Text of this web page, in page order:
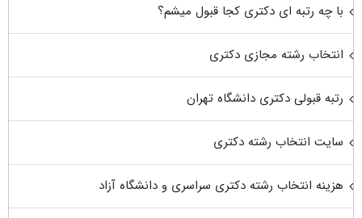
با چه رتبه ای دکتری کجا قبول میشم؟
انتخاب رشته مجازی دکتری
رتبه قبولی دکتری دانشگاه تهران
سایت انتخاب رشته دکتری
هزینه انتخاب رشته دکتری سراسری و دانشگاه آزاد